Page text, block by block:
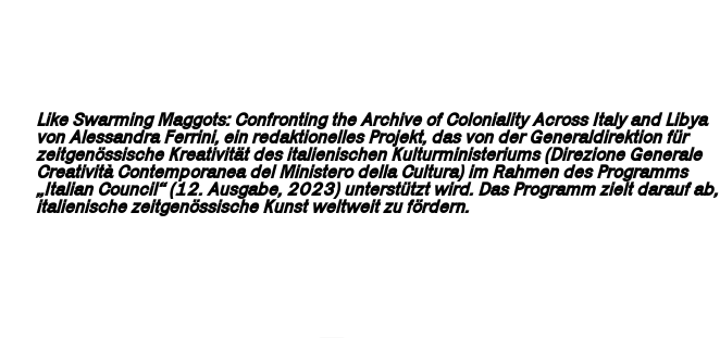
Like Swarming Maggots: Confronting the Archive of Coloniality Across Italy and Libya
von Alessandra Ferrini, ein redaktionelles Projekt, das von der Generaldirektion für
zeitgenössische Kreativität des italienischen Kulturministeriums (Direzione Generale
Creatività Contemporanea del Ministero della Cultura) im Rahmen des Programms
„Italian Council“ (12. Ausgabe, 2023) unterstützt wird. Das Programm zielt darauf ab,
italienische zeitgenössische Kunst weltweit zu fördern.